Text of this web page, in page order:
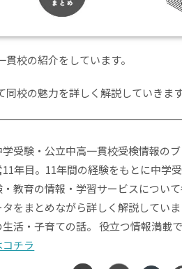
校の紹介をしています。
校の魅力を詳しく解説していきます
学受験・公立中高一貫校受検情報の
11年目。11年間の経験をもとに中学
・教育の情報・学習サービスについ
タをまとめながら詳しく解説してい
生活・子育ての話。 役立つ情報満載
コチラ